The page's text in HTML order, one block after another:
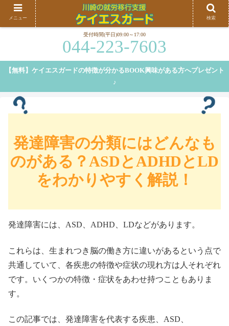
川崎、横浜を中心に就労移行支援を行うケイエスガードです。就労移行支援の特徴や、弊
社の特徴等についてご紹介しております。
受付時間(平日)09:00～17:00
044-223-7603
【無料】ケイエスガードの特徴が分かるBOOK興味がある方へプレゼント
♪
発達障害の分類にはどんなも
のがある？ASDとADHDとLD
をわかりやすく解説！
発達障害には、ASD、ADHD、LDなどがあります。
これらは、生まれつき脳の働き方に違いがあるという点で
共通していて、各疾患の特徴や症状の現れ方は人それぞれ
です。いくつかの特徴・症状をあわせ持つこともありま
す。
この記事では、発達障害を代表する疾患、ASD、
メニュー 検索